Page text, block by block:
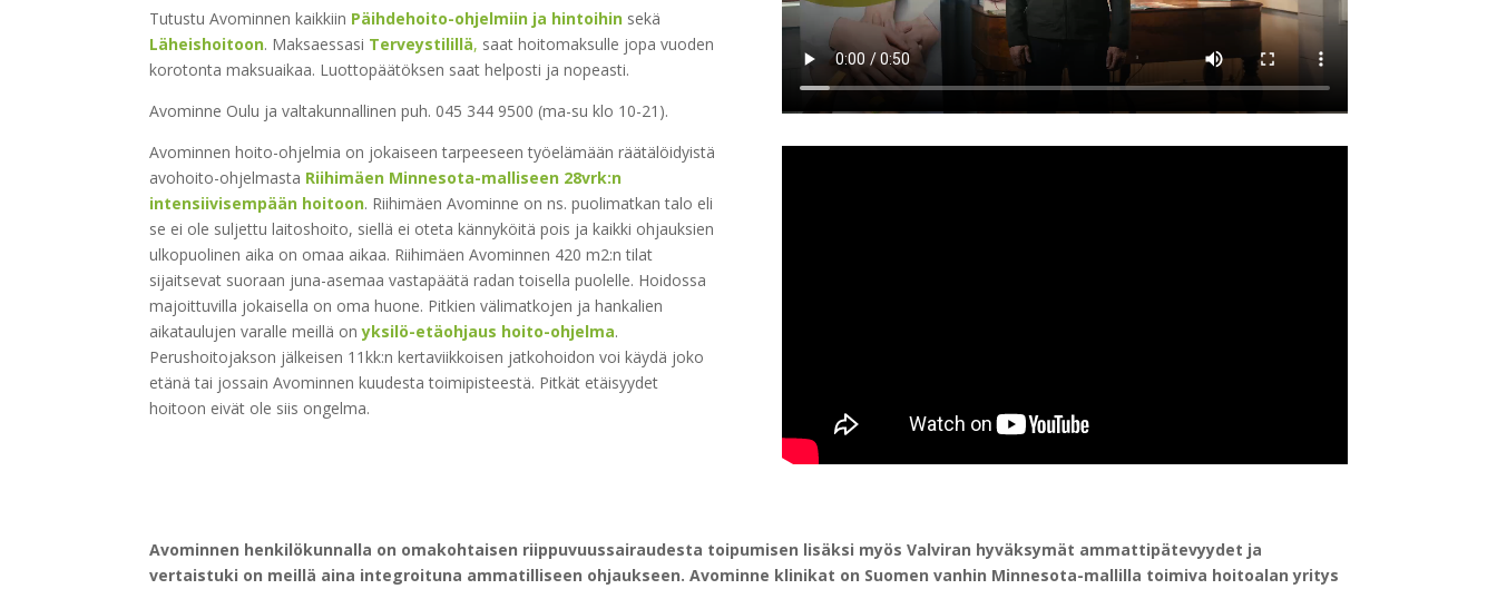
Tutustu Avominnen kaikkiin Päihdehoito-ohjelmiin ja hintoihin sekä
Läheishoitoon. Maksaessasi Terveystilillä, saat hoitomaksulle jopa vuoden
korotonta maksuaikaa. Luottopäätöksen saat helposti ja nopeasti.
Avominne Oulu ja valtakunnallinen puh. 045 344 9500 (ma-su klo 10-21).
Avominnen hoito-ohjelmia on jokaiseen tarpeeseen työelämään räätälöidyistä
avohoito-ohjelmasta Riihimäen Minnesota-malliseen 28vrk:n
intensiivisempään hoitoon. Riihimäen Avominne on ns. puolimatkan talo eli
se ei ole suljettu laitoshoito, siellä ei oteta kännyköitä pois ja kaikki ohjauksien
ulkopuolinen aika on omaa aikaa. Riihimäen Avominnen 420 m2:n tilat
sijaitsevat suoraan juna-asemaa vastapäätä radan toisella puolelle. Hoidossa
majoittuvilla jokaisella on oma huone. Pitkien välimatkojen ja hankalien
aikataulujen varalle meillä onyksilö-etäohjaus hoito-ohjelma.
Perushoitojakson jälkeisen 11kk:n kertaviikkoisen jatkohoidon voi käydä joko
etänä tai jossain Avominnen kuudesta toimipisteestä. Pitkät etäisyydet
hoitoon eivät ole siis ongelma.
Avominnen henkilökunnalla on omakohtaisen riippuvuussairaudesta toipumisen lisäksi myös Valviran hyväksymät ammattipätevyydet ja
vertaistuki on meillä aina integroituna ammatilliseen ohjaukseen. Avominne klinikat on Suomen vanhin Minnesota-mallilla toimiva hoitoalan yritys